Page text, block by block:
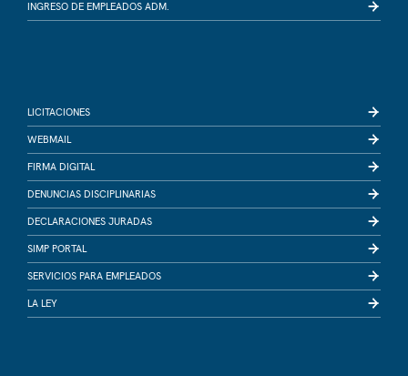
INGRESO DE EMPLEADOS ADM.
LICITACIONES
WEBMAIL
FIRMA DIGITAL
DENUNCIAS DISCIPLINARIAS
DECLARACIONES JURADAS
SIMP PORTAL
SERVICIOS PARA EMPLEADOS
LA LEY